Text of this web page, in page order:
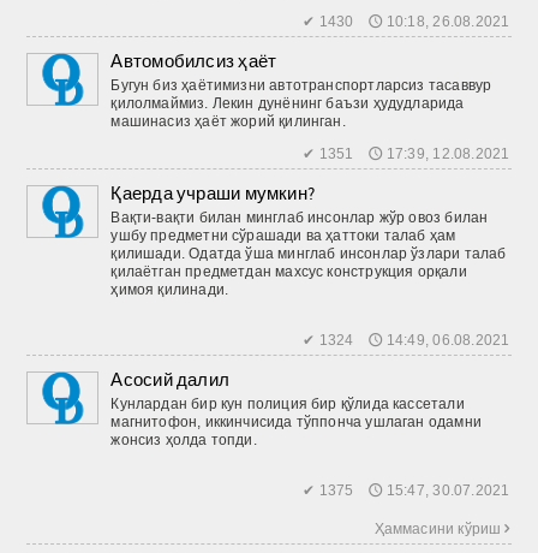
✔ 1430 🕔 10:18, 26.08.2021
Автомобилсиз ҳаёт
Бугун биз ҳаётимизни автотранспортларсиз тасаввур
қилолмаймиз. Лекин дунёнинг баъзи ҳудудларида
машинасиз ҳаёт жорий қилинган.
✔ 1351 🕔 17:39, 12.08.2021
Қаерда учраши мумкин?
Вақти-вақти билан минг­лаб инсонлар жўр овоз билан
ушбу предметни сўрашади ва ҳаттоки талаб ҳам
қилишади. Одатда ўша минглаб инсонлар ўзлари талаб
қилаётган предметдан махсус конструкция орқали
ҳимоя қилинади.
✔ 1324 🕔 14:49, 06.08.2021
Асосий далил
Кунлардан бир кун полиция бир қўлида кассетали
магнитофон, иккинчисида тўппонча ушлаган одамни
жонсиз ҳолда топди.
✔ 1375 🕔 15:47, 30.07.2021
Ҳаммасини кўриш 